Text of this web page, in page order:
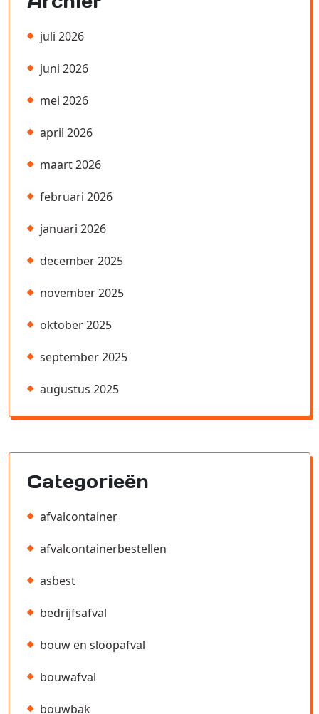
juli 2026
juni 2026
mei 2026
april 2026
maart 2026
februari 2026
januari 2026
december 2025
november 2025
oktober 2025
september 2025
augustus 2025
Categorieën
afvalcontainer
afvalcontainerbestellen
asbest
bedrijfsafval
bouw en sloopafval
bouwafval
bouwbak